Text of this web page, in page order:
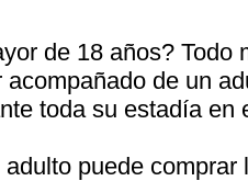
de 18 años? Todo
acompañado de un
toda su estadía en
adulto puede comprar
del
mié, 12 ago, 10:00 a. m.